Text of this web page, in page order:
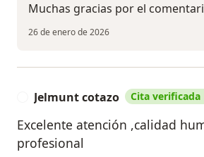
Muchas gracias por el
26 de enero de 2026
Jelmunt cotazo Cita verificada
Excelente atención ,calidad
profesional